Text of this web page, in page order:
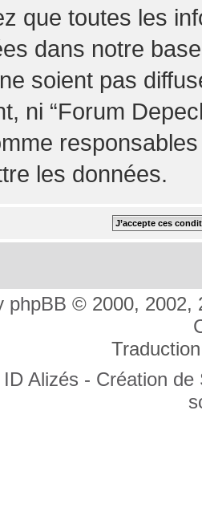
que toutes les
dans notre
soient pas
ni “Forum
les données.
phpBB © 2000, 2002,
ID Alizés - Création